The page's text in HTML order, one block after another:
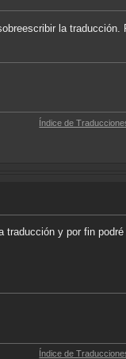
la traducción.
de Traducciones de
y por fin
de Traducciones de